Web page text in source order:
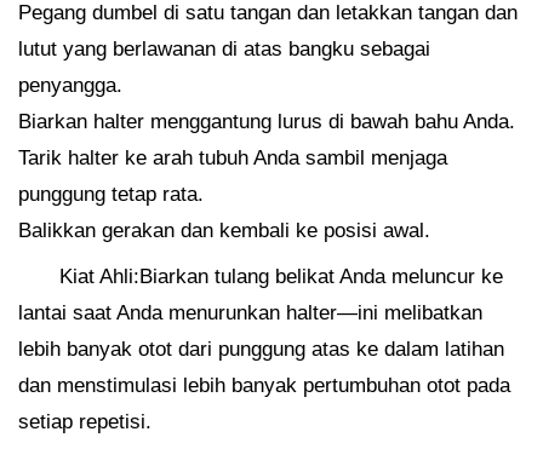
Pegang dumbel di satu tangan dan letakkan tangan dan
lutut yang berlawanan di atas bangku sebagai
penyangga.
Biarkan halter menggantung lurus di bawah bahu Anda.
Tarik halter ke arah tubuh Anda sambil menjaga
punggung tetap rata.
Balikkan gerakan dan kembali ke posisi awal.
Kiat Ahli:Biarkan tulang belikat Anda meluncur ke
lantai saat Anda menurunkan halter—ini melibatkan
lebih banyak otot dari punggung atas ke dalam latihan
dan menstimulasi lebih banyak pertumbuhan otot pada
setiap repetisi.